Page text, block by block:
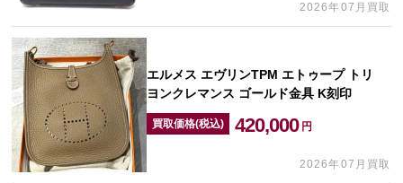
2026年07月買取
エルメス エヴリンTPM エトゥープ トリ
ヨンクレマンス ゴールド金具 K刻印
買取価格(税込) 420,000 円
2026年07月買取